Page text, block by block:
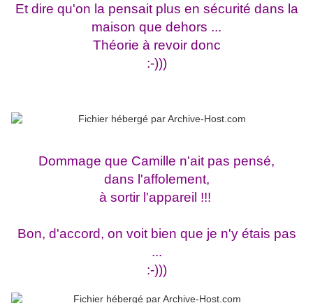
Et dire qu'on la pensait plus en sécurité dans la
maison que dehors ...
Théorie à revoir donc
:-)))
Dommage que Camille n'ait pas pensé,
dans l'affolement,
à sortir l'appareil !!!
Bon, d'accord, on voit bien que je n'y étais pas
...
:-)))